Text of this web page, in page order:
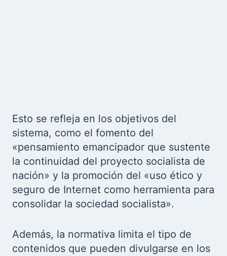
Esto se refleja en los objetivos del
sistema, como el fomento del
«pensamiento emancipador que sustente
la continuidad del proyecto socialista de
nación» y la promoción del «uso ético y
seguro de Internet como herramienta para
consolidar la sociedad socialista».
Además, la normativa limita el tipo de
contenidos que pueden divulgarse en los